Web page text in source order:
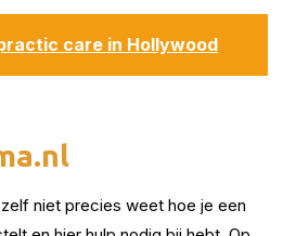
care in Hollywood
niet precies weet hoe je een